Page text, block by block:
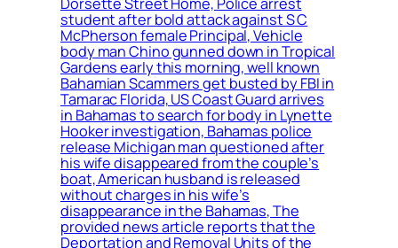
student after bold attack against S C
McPherson female Principal, Vehicle
body man Chino gunned down in Tropical
Gardens early this morning, well known
Bahamian Scammers get busted by FBI in
Tamarac Florida, US Coast Guard arrives
in Bahamas to search for body in Lynette
Hooker investigation, Bahamas police
release Michigan man questioned after
his wife disappeared from the couple’s
boat, American husband is released
without charges in his wife’s
disappearance in the Bahamas, The
provided news article reports that the
Deportation and Removal Units of the